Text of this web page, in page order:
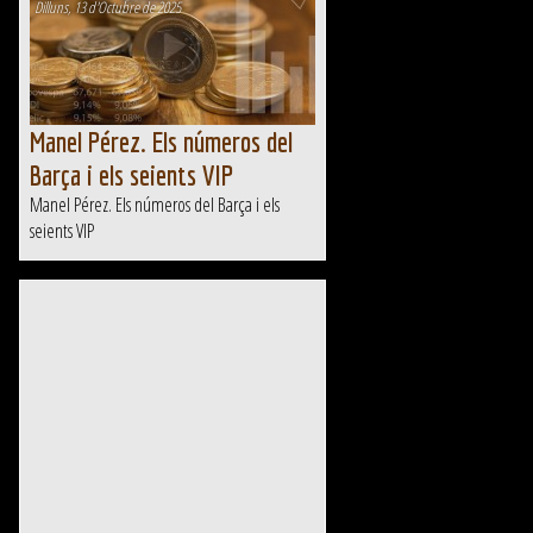
de Nestlé que acomiada...
Dilluns, 13 d'Octubre de 2025
Manel Pérez. Els números del
Barça i els seients VIP
Manel Pérez. Els números del Barça i els
seients VIP